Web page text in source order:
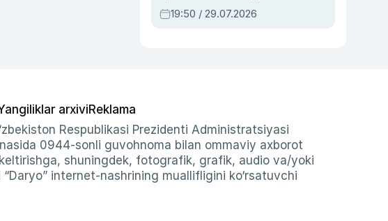
qahramon — Ukraina
armiyasi bosh
19:50 / 29.07.2026
arxiviReklama
Respublikasi Prezidenti Administratsiyasi
0944-sonli guvohnoma bilan ommaviy axborot
shuningdek, fotografik, grafik, audio va/yoki
internet-nashrining muallifligini ko‘rsatuvchi